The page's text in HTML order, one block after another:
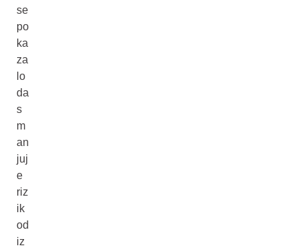
se
po
ka
za
lo
da
s
m
an
juj
e
riz
ik
od
iz